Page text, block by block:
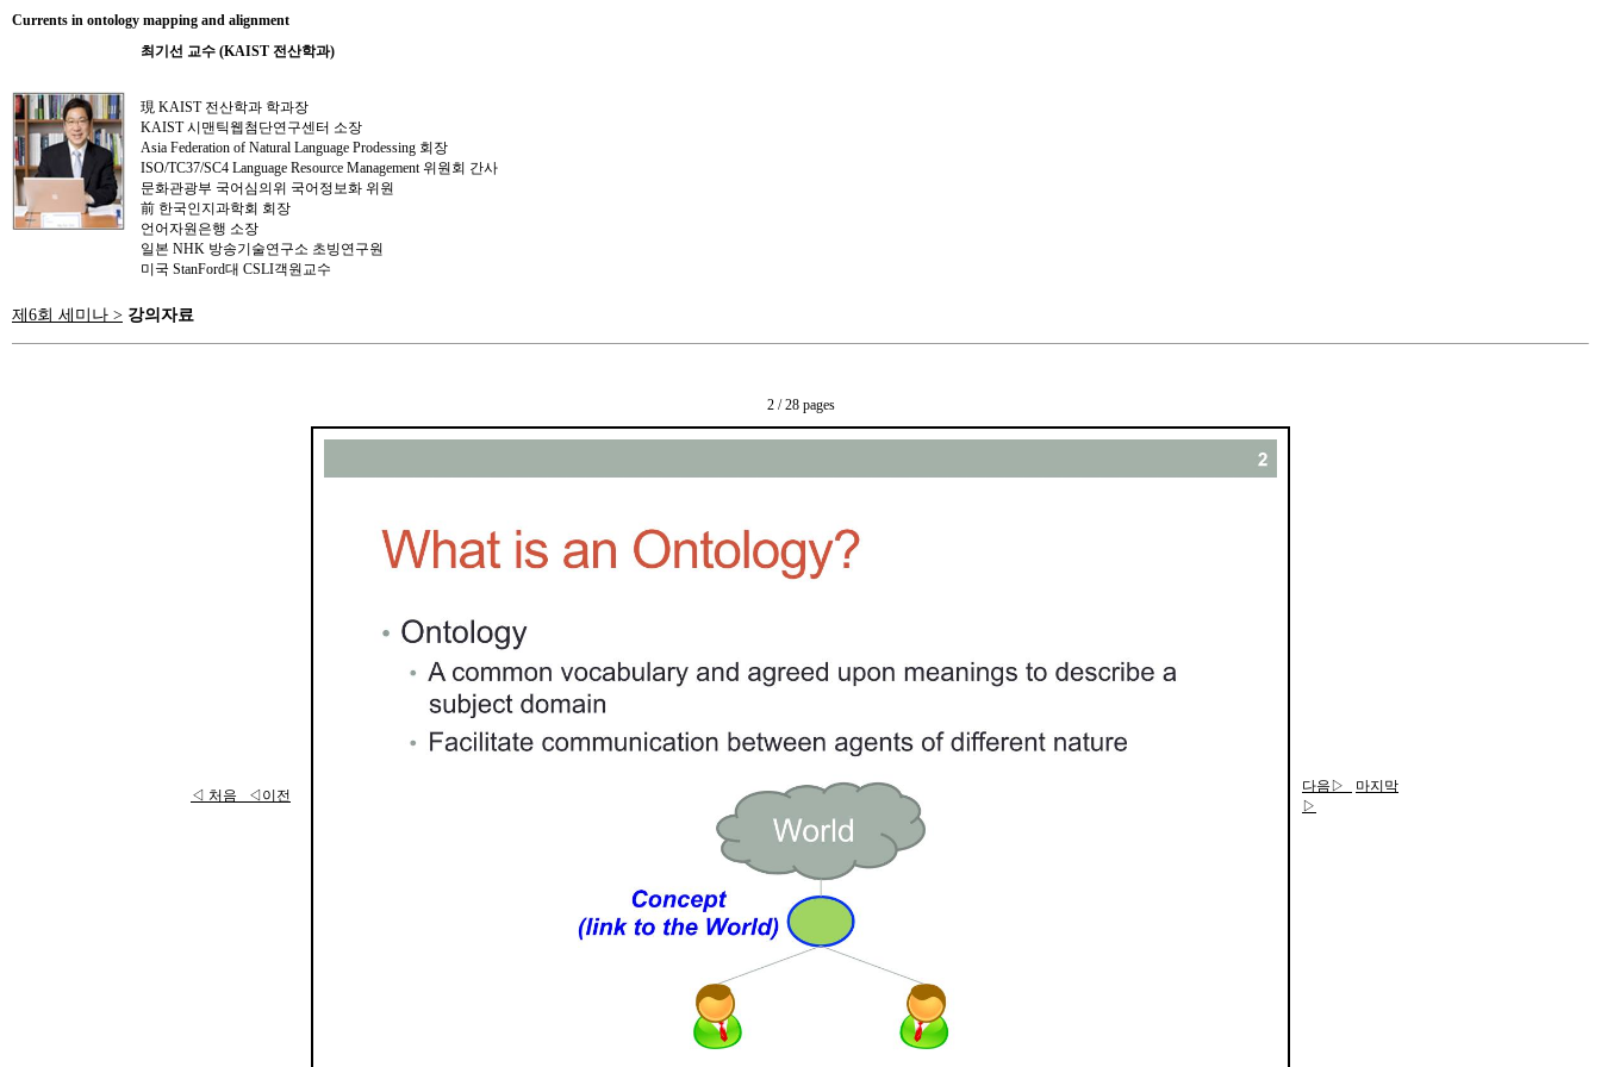
Currents in ontology mapping and alignment
최기선 교수 (KAIST 전산학과)
現 KAIST 전산학과 학과장
KAIST 시맨틱웹첨단연구센터 소장
Asia Federation of Natural Language Prodessing 회장
ISO/TC37/SC4 Language Resource Management 위원회 간사
문화관광부 국어심의위 국어정보화 위원
前 한국인지과학회 회장
언어자원은행 소장
일본 NHK 방송기술연구소 초빙연구원
미국 StanFord대 CSLI객원교수
제6회 세미나 > 강의자료
2 / 28 pages
◁ 처음 ◁이전
다음▷
마지막
▷